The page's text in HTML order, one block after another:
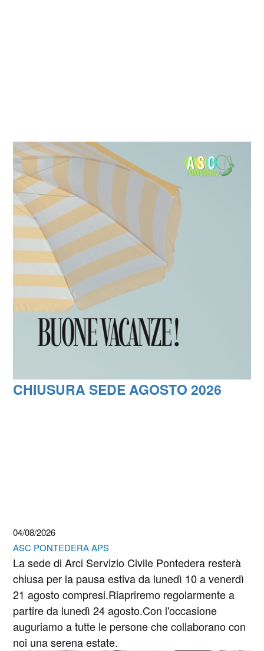
CHIUSURA SEDE AGOSTO 2026
04/08/2026
ASC PONTEDERA APS
La sede di Arci Servizio Civile Pontedera resterà
chiusa per la pausa estiva da lunedì 10 a venerdì
21 agosto compresi.Riapriremo regolarmente a
partire da lunedì 24 agosto.Con l'occasione
auguriamo a tutte le persone che collaborano con
noi una serena estate.